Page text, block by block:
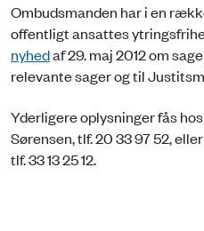
Ombudsmanden har i en
offentligt ansattes
nyhedaf 29. maj 2012 om
relevante sager og til
Yderligere oplysninger fås
Sørensen, tlf. 20 33 97 52,
tlf. 33 13 25 12.